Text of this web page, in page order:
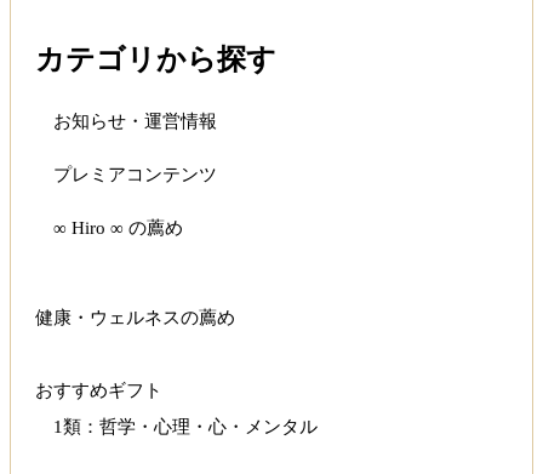
カテゴリから探す
お知らせ・運営情報
プレミアコンテンツ
∞ Hiro ∞ の薦め
健康・ウェルネスの薦め
おすすめギフト
1類：哲学・心理・心・メンタル